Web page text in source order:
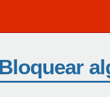
Bloquear